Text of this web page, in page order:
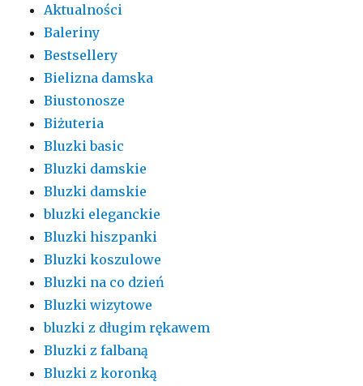
Aktualności
Baleriny
Bestsellery
Bielizna damska
Biustonosze
Biżuteria
Bluzki basic
Bluzki damskie
Bluzki damskie
bluzki eleganckie
Bluzki hiszpanki
Bluzki koszulowe
Bluzki na co dzień
Bluzki wizytowe
bluzki z długim rękawem
Bluzki z falbaną
Bluzki z koronką